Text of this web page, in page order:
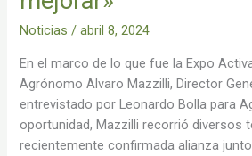
Noticias /abril 8, 2024
En el marco de lo que fue la Expo
Agrónomo Alvaro Mazzilli, Director
entrevistado por Leonardo Bolla para
oportunidad, Mazzilli recorrió diversos
recientemente confirmada alianza